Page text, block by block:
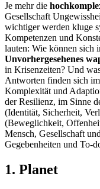
Je mehr die
Gesellschaft
wichtiger werden kluge
Kompetenzen und
lauten: Wie können sich
Unvorhergesehenes
in Krisenzeiten? Und
Antworten finden sich
Komplexität und
der Resilienz, im Sinne
(Identität, Sicherheit,
(Beweglichkeit,
Mensch, Gesellschaft
Gegebenheiten und To-
1. Planet